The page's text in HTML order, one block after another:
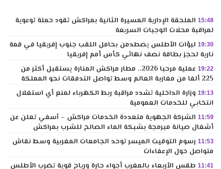
15:48 الملحقة الإدارية المسيرة الثانية بمراكش تقود حملة توعوية
لمراقبة محلات الوجبات السريعة
19:30 لبؤات الأطلس يصطدمن بحامل اللقب جنوب إفريقيا في قمة
نارية لحجز بطاقة نصف نهائي كأس أمم إفريقيا
19:22
عملية مرحبا 2026.. مطار مراكش المنارة يستقبل أكثر من
225 ألفا من مغاربة العالم وسط تواصل التدفقات نحو المملكة
19:13 وزارة الداخلية تشدد مراقبة ربط الكهرباء لمنع أي استغلال
انتخابي للخدمات العمومية
11:59 الشركة الجهوية متعددة الخدمات مراكش – آسفي تعلن عن
أشغال صيانة مبرمجة بشبكة الماء الصالح للشرب بمراكش
11:53 رسوم التوقيت الميسر توحد الجامعات المغربية وسط نقاش
متواصل حول الإعفاءات
11:41 طقس الأربعاء بالمغرب أجواء حارة ورياح قوية تضرب الأطلس